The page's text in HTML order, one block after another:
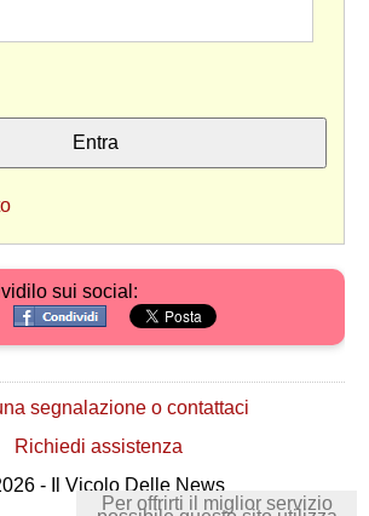
sui social:
segnalazione o contattaci
Richiedi assistenza
- Il Vicolo Delle News
Per offrirti il miglior servizio